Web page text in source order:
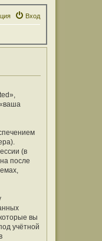
Вход
(в
после
вы
учётной